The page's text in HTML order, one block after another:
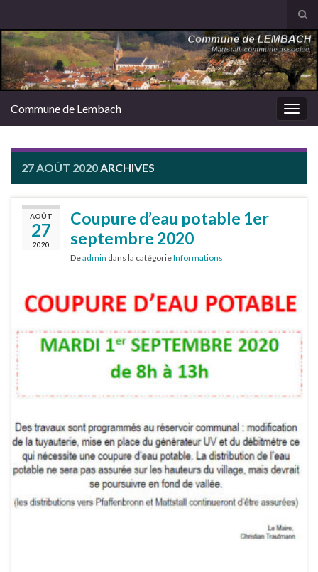
Search for:
Commune de Lembach
27 AOÛT 2020 ARCHIVES
AOÛT
27
2020
Coupure d’eau potable 1er
septembre 2020
Deadmin dans la catégorieInformations